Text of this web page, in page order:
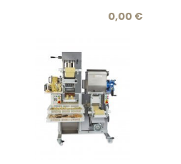
Precio
0,00 €